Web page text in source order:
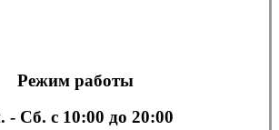
Режим работы
- Сб. с 10:00 до 20:00